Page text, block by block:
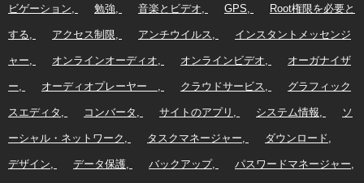
ビゲーション 勉強 音楽とビデオ GPS Root権限を必要と
する アクセス制限 アンチウイルス インスタントメッセンジ
ャー オンラインオーディオ オンラインビデオ オーガナイザ
ー オーディオプレーヤー クラウドサービス グラフィック
スエディタ コンバータ サイトのアプリ システム情報 ソ
ーシャル・ネットワーク タスクマネージャー ダウンロード
デザイン データ保護 バックアップ パスワードマネージャー